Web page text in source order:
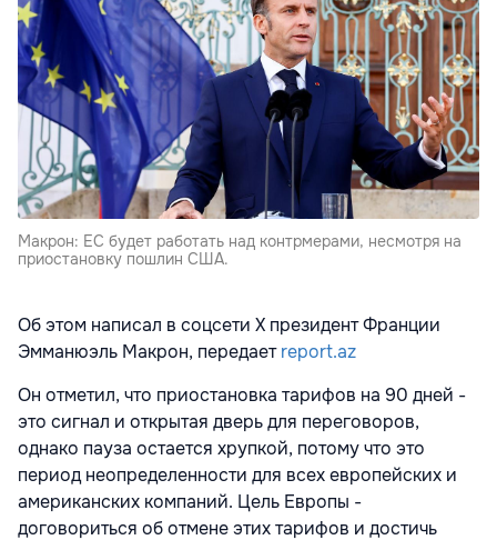
Макрон: ЕС будет работать над контрмерами, несмотря на
приостановку пошлин США.
Об этом написал в соцсети Х президент Франции
Эмманюэль Макрон, передаетreport.az
Он отметил, что приостановка тарифов на 90 дней -
это сигнал и открытая дверь для переговоров,
однако пауза остается хрупкой, потому что это
период неопределенности для всех европейских и
американских компаний. Цель Европы -
договориться об отмене этих тарифов и достичь